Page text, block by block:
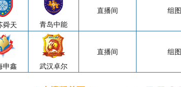
舜天
青岛中能
直播间 组图
申鑫
武汉卓尔
直播间 组图